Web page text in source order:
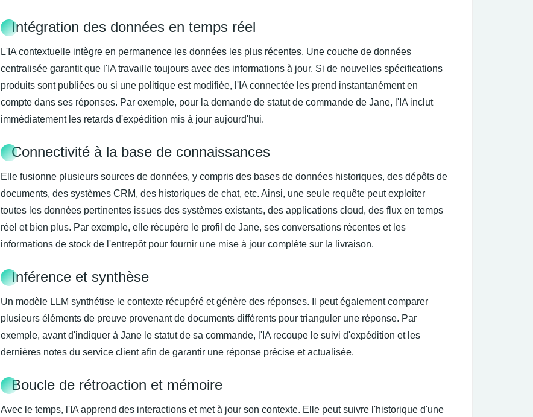
Intégration des données en temps réel
L'IA contextuelle intègre en permanence les données les plus récentes. Une couche de données
centralisée garantit que l'IA travaille toujours avec des informations à jour. Si de nouvelles spécifications
produits sont publiées ou si une politique est modifiée, l'IA connectée les prend instantanément en
compte dans ses réponses. Par exemple, pour la demande de statut de commande de Jane, l'IA inclut
immédiatement les retards d'expédition mis à jour aujourd'hui.
Connectivité à la base de connaissances
Elle fusionne plusieurs sources de données, y compris des bases de données historiques, des dépôts de
documents, des systèmes CRM, des historiques de chat, etc. Ainsi, une seule requête peut exploiter
toutes les données pertinentes issues des systèmes existants, des applications cloud, des flux en temps
réel et bien plus. Par exemple, elle récupère le profil de Jane, ses conversations récentes et les
informations de stock de l'entrepôt pour fournir une mise à jour complète sur la livraison.
Inférence et synthèse
Un modèle LLM synthétise le contexte récupéré et génère des réponses. Il peut également comparer
plusieurs éléments de preuve provenant de documents différents pour trianguler une réponse. Par
exemple, avant d'indiquer à Jane le statut de sa commande, l'IA recoupe le suivi d'expédition et les
dernières notes du service client afin de garantir une réponse précise et actualisée.
Boucle de rétroaction et mémoire
Avec le temps, l'IA apprend des interactions et met à jour son contexte. Elle peut suivre l'historique d'une